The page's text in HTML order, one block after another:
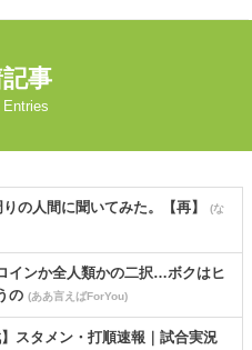
事
Entries
の人間に聞いてみた。【再】
(な
インか全人類かの二択…ボクはヒ
の (ああ言えばForYou)
スタメン・打順速報｜試合実況